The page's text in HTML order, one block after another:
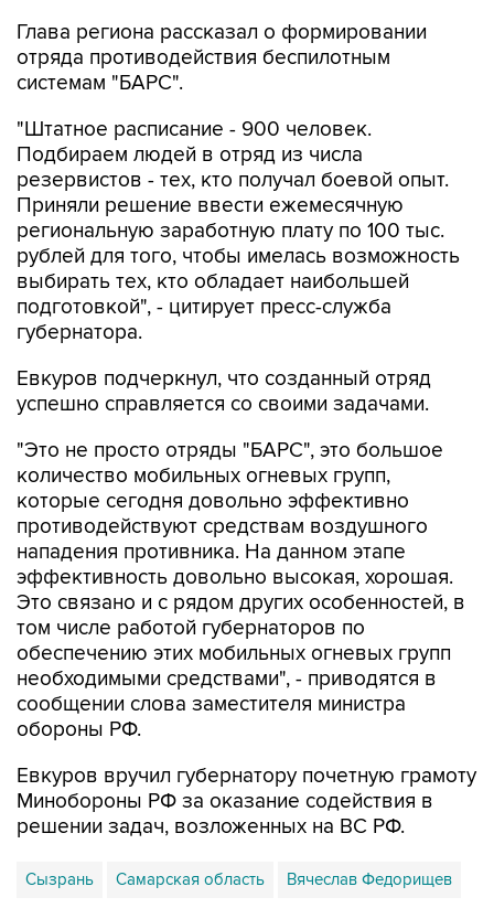
Глава региона рассказал о формировании
отряда противодействия беспилотным
системам "БАРС".
"Штатное расписание - 900 человек.
Подбираем людей в отряд из числа
резервистов - тех, кто получал боевой опыт.
Приняли решение ввести ежемесячную
региональную заработную плату по 100 тыс.
рублей для того, чтобы имелась возможность
выбирать тех, кто обладает наибольшей
подготовкой", - цитирует пресс-служба
губернатора.
Евкуров подчеркнул, что созданный отряд
успешно справляется со своими задачами.
"Это не просто отряды "БАРС", это большое
количество мобильных огневых групп,
которые сегодня довольно эффективно
противодействуют средствам воздушного
нападения противника. На данном этапе
эффективность довольно высокая, хорошая.
Это связано и с рядом других особенностей, в
том числе работой губернаторов по
обеспечению этих мобильных огневых групп
необходимыми средствами", - приводятся в
сообщении слова заместителя министра
обороны РФ.
Евкуров вручил губернатору почетную грамоту
Минобороны РФ за оказание содействия в
решении задач, возложенных на ВС РФ.
Сызрань Самарская область Вячеслав Федорищев